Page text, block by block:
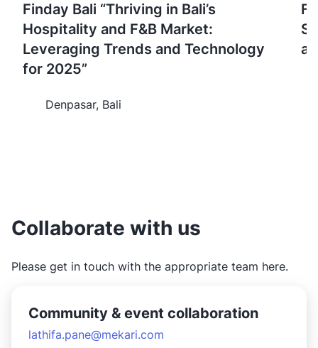
Finday Bali “Thriving in Bali’s
Hospitality and F&B Market:
Leveraging Trends and Technology
for 2025”
Denpasar, Bali
Collaborate with us
Please get in touch with the appropriate team here.
Community & event collaboration
lathifa.pane@mekari.com